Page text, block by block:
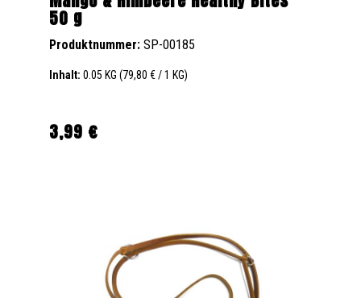
50 g
Produktnummer: SP-00185
Inhalt: 0.05 KG (79,80 € / 1 KG)
Regulärer Preis:
3,99 €